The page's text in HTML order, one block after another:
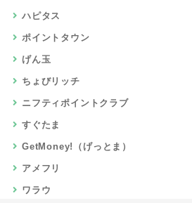
ハピタス
ポイントタウン
げん玉
ちょびリッチ
ニフティポイントクラブ
すぐたま
GetMoney!（げっとま）
アメフリ
ワラウ